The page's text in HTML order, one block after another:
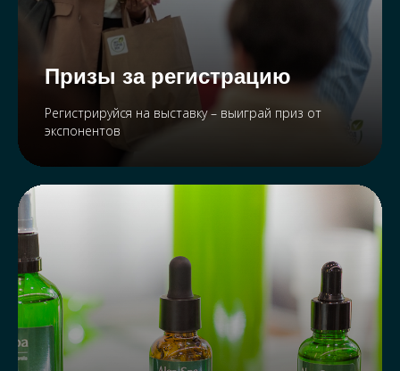
Призы за регистрацию
Регистрируйся на выставку – выиграй приз от
экспонентов